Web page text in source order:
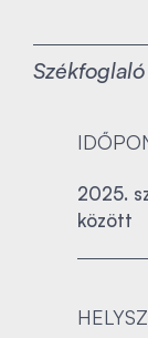
2025.
között